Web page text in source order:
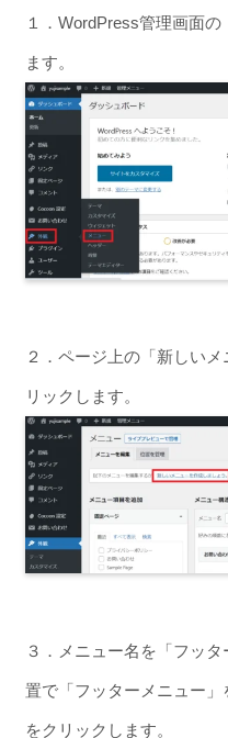
１．WordPress管理画面
ます。
２．ページ上の「新しい
リックします。
３．メニュー名を「フッ
置で「フッターメニュー」
をクリックします。